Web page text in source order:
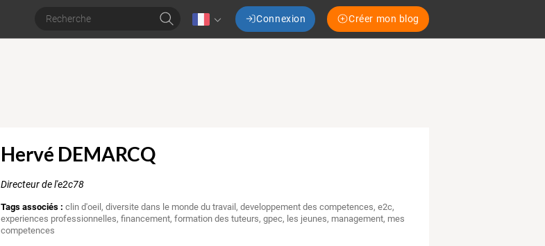
Connexion Créer mon blog
Hervé DEMARCQ
Directeur de l'e2c78
Tags associés : clin d'oeil,diversite dans le monde du travail,developpement des competences,e2c,
experiences professionnelles,financement,formation des tuteurs,gpec, les jeunes, management, mes
competences